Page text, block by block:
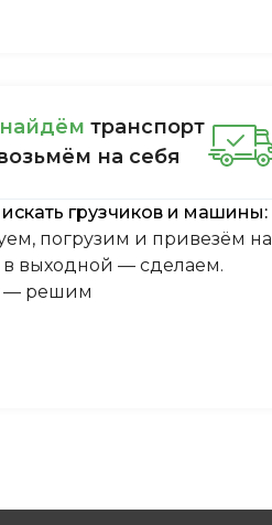
тpaнcпopт
нa ceбя
грузчиков и машины:
погрузим и привезём на
в выходной — сделаем.
— решим